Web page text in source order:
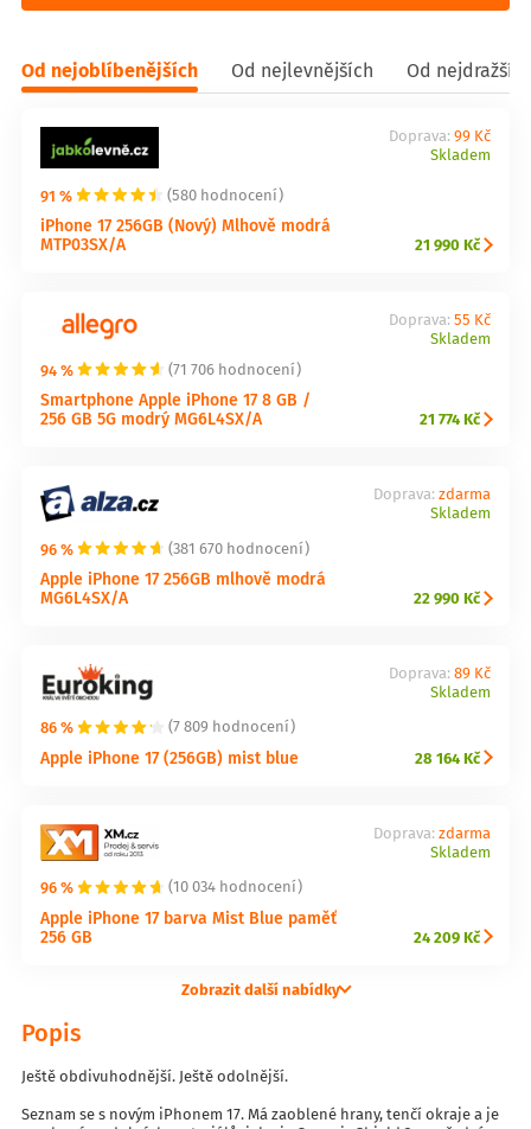
Od nejoblíbenějších Od nejlevnějších Od
91 % (580 hodnocení)
iPhone 17 256GB (Nový) Mlhově modrá
MTP03SX/A
Doprava: 99 Kč
Skladem
21 990 Kč
94 % (71 706 hodnocení)
Smartphone Apple iPhone 17 8 GB /
256 GB 5G modrý MG6L4SX/A
Doprava: 55 Kč
Skladem
21 774 Kč
96 % (381 670 hodnocení)
Apple iPhone 17 256GB mlhově modrá
MG6L4SX/A
Doprava: zdarma
Skladem
22 990 Kč
86 % (7 809 hodnocení)
Apple iPhone 17 (256GB) mist blue
Doprava: 89 Kč
Skladem
28 164 Kč
96 % (10 034 hodnocení)
Apple iPhone 17 barva Mist Blue paměť
256 GB
Doprava: zdarma
Skladem
24 209 Kč
Zobrazit další nabídky
Popis
Ještě obdivuhodnější. Ještě odolnější.
Seznam se s novým iPhonem 17. Má zaoblené hrany, tenčí okraje a je